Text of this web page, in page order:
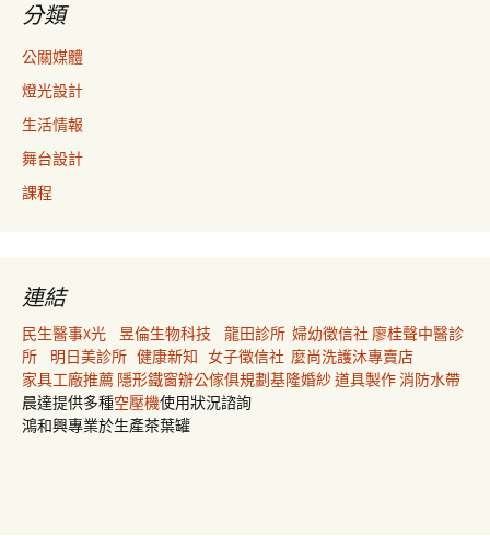
分類
公關媒體
燈光設計
生活情報
舞台設計
課程
連結
民生醫事X光 昱倫生物科技 龍田診所 婦幼徵信社 廖桂聲中醫診
所
明日美診所 健康新知 女子徵信社 麼尚洗護沐專賣店
家具工廠推薦 隱形鐵窗辦公傢俱規劃基隆婚紗道具製作消防水帶
晨達提供多種空壓機使用狀況諮詢
鴻和興專業於生產茶葉罐